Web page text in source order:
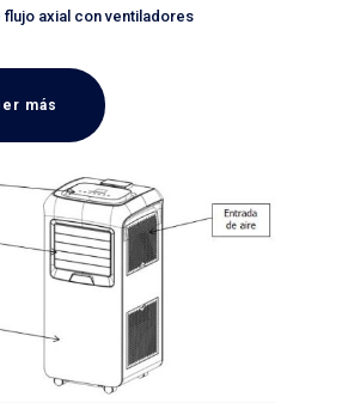
axial con ventiladores
más